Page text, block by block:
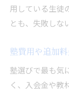
用している生徒
とも、失敗しな
塾費用や追加
塾選びで最も気
く、入会金や教